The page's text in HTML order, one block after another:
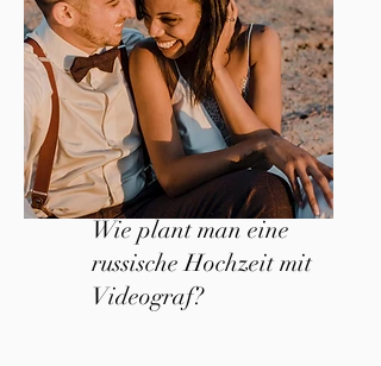
Wie plant man eine
russische Hochzeit mit
Videograf?